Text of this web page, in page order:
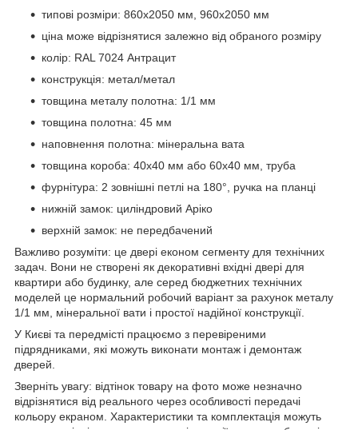
типові розміри: 860x2050 мм, 960x2050 мм
ціна може відрізнятися залежно від обраного розміру
колір: RAL 7024 Антрацит
конструкція: метал/метал
товщина металу полотна: 1/1 мм
товщина полотна: 45 мм
наповнення полотна: мінеральна вата
товщина короба: 40x40 мм або 60x40 мм, труба
фурнітура: 2 зовнішні петлі на 180°, ручка на планці
нижній замок: циліндровий Аріко
верхній замок: не передбачений
Важливо розуміти: це двері економ сегменту для технічних
задач. Вони не створені як декоративні вхідні двері для
квартири або будинку, але серед бюджетних технічних
моделей це нормальний робочий варіант за рахунок металу
1/1 мм, мінеральної вати і простої надійної конструкції.
У Києві та передмісті працюємо з перевіреними
підрядниками, які можуть виконати монтаж і демонтаж
дверей.
Зверніть увагу: відтінок товару на фото може незначно
відрізнятися від реального через особливості передачі
кольору екраном. Характеристики та комплектація можуть